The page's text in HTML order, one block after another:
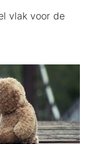
vlak voor de